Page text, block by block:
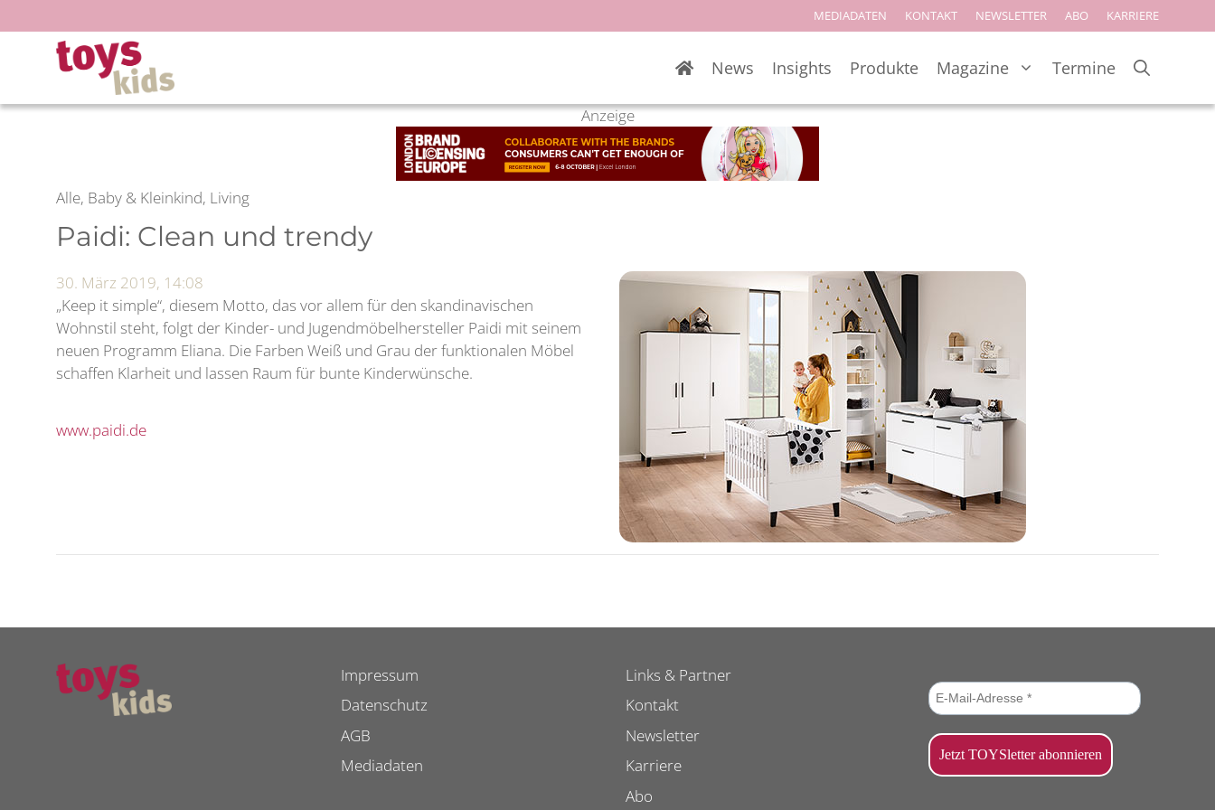
Inhalt
springen
MEDIADATEN KONTAKT NEWSLETTER ABO KARRIERE
News Insights Produkte Magazine Termine
Anzeige
Alle, Baby & Kleinkind, Living
Paidi: Clean und trendy
30. März 2019, 14:08
„Keep it simple“, diesem Motto, das vor allem für den skandinavischen
Wohnstil steht, folgt der Kinder- und Jugendmöbelhersteller Paidi mit seinem
neuen Programm Eliana. Die Farben Weiß und Grau der funktionalen Möbel
schaffen Klarheit und lassen Raum für bunte Kinderwünsche.
www.paidi.de
Impressum
Datenschutz
AGB
Mediadaten
Links & Partner
Kontakt
Newsletter
Karriere
Abo